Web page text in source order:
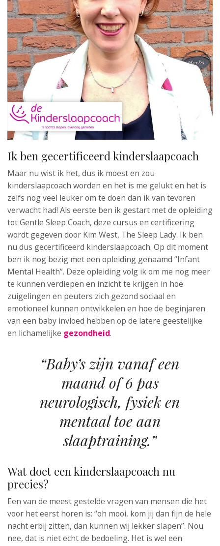
Ik ben gecertificeerd kinderslaapcoach
Maar nu wist ik het, dus ik moest en zou
kinderslaapcoach worden en het is me gelukt en het is
zelfs nog veel leuker om te doen dan ik van tevoren
verwacht had! Als eerste ben ik gestart met de opleiding
tot Gentle Sleep Coach, deze cursus en certificering
wordt gegeven door Kim West, The Sleep Lady. Ik ben
nu dus gecertificeerd kinderslaapcoach. Op dit moment
ben ik nog bezig met een opleiding genaamd “Infant
Mental Health”. Deze opleiding volg ik om me nog meer
te kunnen verdiepen en inzicht te krijgen in hoe
zuigelingen en peuters zich gezond sociaal en
emotioneel kunnen ontwikkelen en hoe de beginjaren
van een baby invloed hebben op de latere geestelijke
en lichamelijke gezondheid.
“Baby’s zijn vanaf een
maand of 6 pas
neurologisch, fysiek en
mentaal toe aan
slaaptraining.”
Wat doet een kinderslaapcoach nu
precies?
Een van de meest gestelde vragen van mensen die het
voor het eerst horen is: “oh mooi, kom jij dan fijn de hele
nacht erbij zitten, dan kunnen wij lekker slapen”. Nou
nee, dat is niet echt de bedoeling. Het is wel een